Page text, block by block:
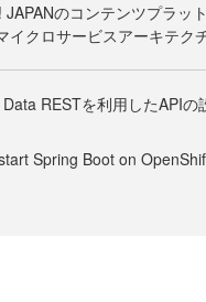
のコンテンツプラッ
クロサービスアーキテク
RESTを利用したAPIの
Spring Boot on OpenShift